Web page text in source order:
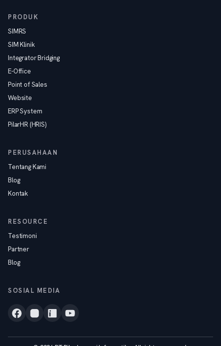
PRODUK
SIMRS
SIM Klinik
Integrator Bridging
E-Office
Point of Sales
Website
ERP System
PilarHR (HRIS)
PERUSAHAAN
Tentang Kami
Blog
Kontak
RESOURCE
Testimoni
Partner
Blog
SOSIAL MEDIA